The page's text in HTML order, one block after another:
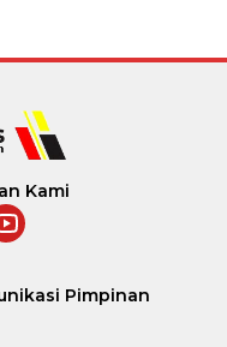
Kami
Pimpinan